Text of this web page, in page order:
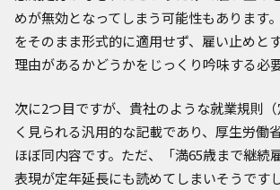
めが無効となってしまう可能性もあります
をそのまま形式的に適用せず、雇い止めと
理由があるかどうかをじっくり吟味する必
次に2つ目ですが、貴社のような就業規則
く見られる汎用的な記載であり、厚生労働
ほぼ同内容です。ただ、「満65歳まで継続
表現が定年延長にも読めてしまいそうです